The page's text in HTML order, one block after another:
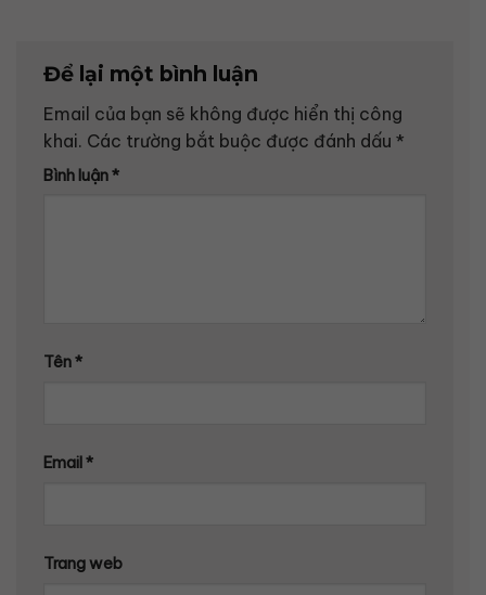
Để lại một bình luận
Email của bạn sẽ không được hiển thị công
khai. Các trường bắt buộc được đánh dấu *
Bình luận*
Tên*
Email*
Trang web